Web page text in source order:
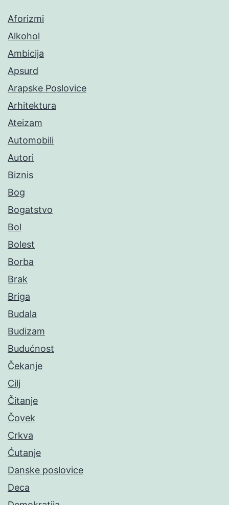
Aforizmi
Alkohol
Ambicija
Apsurd
Arapske Poslovice
Arhitektura
Ateizam
Automobili
Autori
Biznis
Bog
Bogatstvo
Bol
Bolest
Borba
Brak
Briga
Budala
Budizam
Budućnost
Čekanje
Cilj
Čitanje
Čovek
Crkva
Ćutanje
Danske poslovice
Deca